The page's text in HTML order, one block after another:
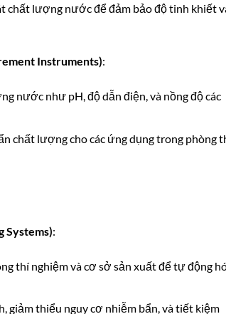
chất lượng nước để đảm bảo độ tinh khiết
Instruments):
nước như pH, độ dẫn điện, và nồng độ các
chất lượng cho các ứng dụng trong phòng
Systems):
thí nghiệm và cơ sở sản xuất để tự động
giảm thiểu nguy cơ nhiễm bẩn, và tiết kiệm